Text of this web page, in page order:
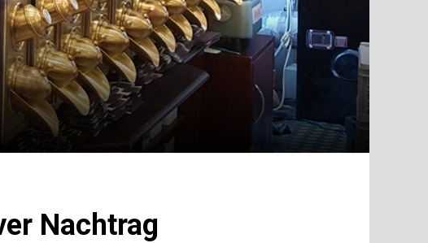
Nachtrag